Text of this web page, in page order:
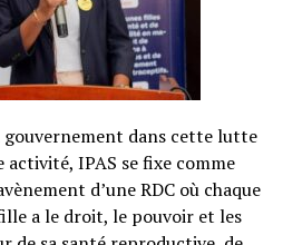
dans cette lutte
IPAS se fixe comme
d’une RDC où chaque
a le droit, le pouvoir et les